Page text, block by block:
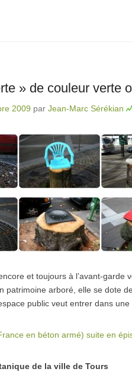
» de couleur verte
2009 par Jean-Marc Sérékian
et toujours à l’avant-garde
patrimoine arboré, elle se dote
public veut entrer dans
en béton armé) suite en
de la ville de Tours